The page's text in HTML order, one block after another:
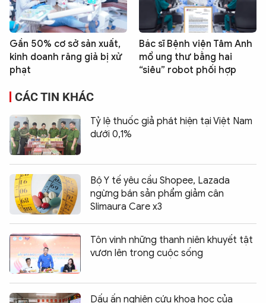
Gần 50% cơ sở sản xuất,
kinh doanh răng giả bị xử
phạt
Bác sĩ Bệnh viện Tâm Anh
mổ ung thư bằng hai
“siêu” robot phối hợp
CÁC TIN KHÁC
Tỷ lệ thuốc giả phát hiện tại Việt Nam
dưới 0,1%
Bộ Y tế yêu cầu Shopee, Lazada
ngừng bán sản phẩm giảm cân
Slimaura Care x3
Tôn vinh những thanh niên khuyết tật
vươn lên trong cuộc sống
Dấu ấn nghiên cứu khoa học của